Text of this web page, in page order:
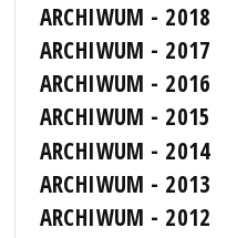
ARCHIWUM - 2018
ARCHIWUM - 2017
ARCHIWUM - 2016
ARCHIWUM - 2015
ARCHIWUM - 2014
ARCHIWUM - 2013
ARCHIWUM - 2012